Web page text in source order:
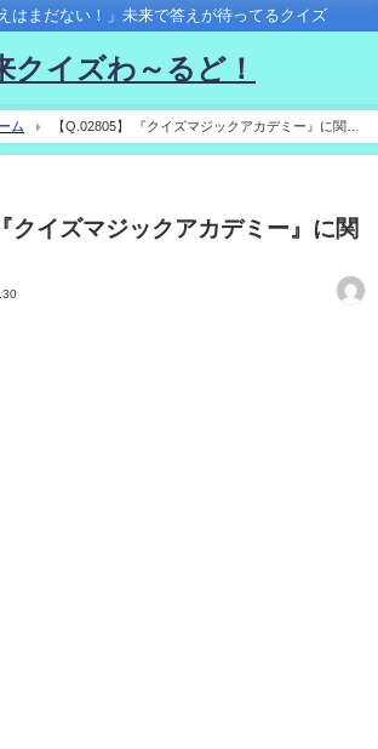
はまだない！」未来で答えが待ってるクイズ
クイズわ～るど！
ム
【Q.02805】 『クイズマジックアカデミー』に関す
クイズマジックアカデミー』に関